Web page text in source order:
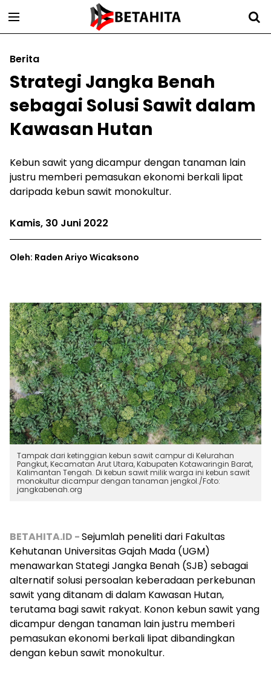
Berita
Strategi Jangka Benah
sebagai Solusi Sawit dalam
Kawasan Hutan
Kebun sawit yang dicampur dengan tanaman lain
justru memberi pemasukan ekonomi berkali lipat
daripada kebun sawit monokultur.
Kamis, 30 Juni 2022
Oleh: Raden Ariyo Wicaksono
Tampak dari ketinggian kebun sawit campur di Kelurahan
Pangkut, Kecamatan Arut Utara, Kabupaten Kotawaringin Barat,
Kalimantan Tengah. Di kebun sawit milik warga ini kebun sawit
monokultur dicampur dengan tanaman jengkol./Foto:
jangkabenah.org
BETAHITA.ID -Sejumlah peneliti dari Fakultas
Kehutanan Universitas Gajah Mada (UGM)
menawarkan Stategi Jangka Benah (SJB) sebagai
alternatif solusi persoalan keberadaan perkebunan
sawit yang ditanam di dalam Kawasan Hutan,
terutama bagi sawit rakyat. Konon kebun sawit yang
dicampur dengan tanaman lain justru memberi
pemasukan ekonomi berkali lipat dibandingkan
dengan kebun sawit monokultur.